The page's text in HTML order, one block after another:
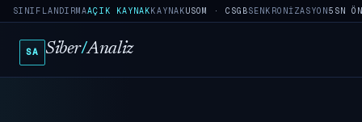
SINIFLANDIRMAAÇIK KAYNAKKAYNAKUSOM · CSGBSENKRONIZASYON5SN
SA Siber/Analiz